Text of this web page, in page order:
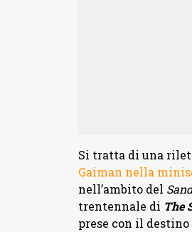
Si tratta di una
Gaiman nella
nell’ambito del
trentennale di The
prese con il